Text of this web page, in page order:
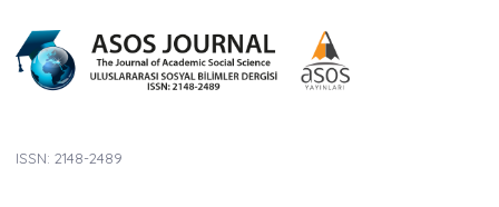
ISSN: 2148-2489